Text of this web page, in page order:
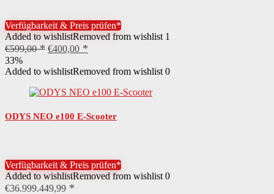
Verfügbarkeit & Preis prüfen*
Added to wishlistRemoved from wishlist 1
€599,00
Ursprünglicher
war:
€400,00
ist:
33%
Added to wishlistRemoved from wishlist 0
ODYS NEO e100 E-Scooter
Verfügbarkeit & Preis prüfen*
Added to wishlistRemoved from wishlist 0
€36.999.449,99